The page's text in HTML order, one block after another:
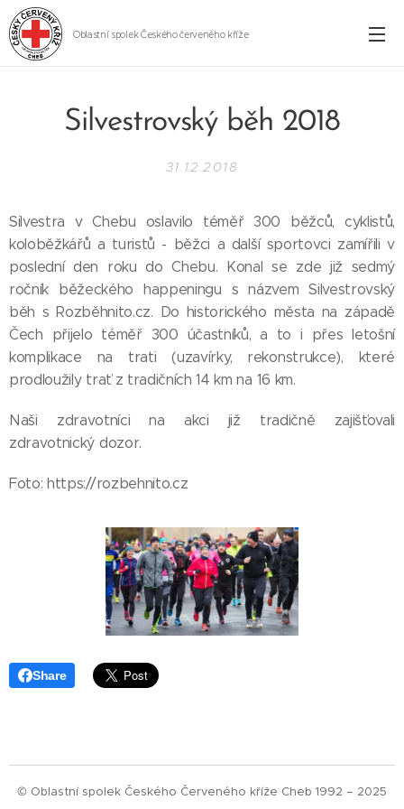
Oblastní spolek Českého červeného kříže
Silvestrovský běh 2018
31.12.2018
Silvestra v Chebu oslavilo téměř 300 běžců, cyklistů,
koloběžkářů a turistů - běžci a další sportovci zamířili v
poslední den roku do Chebu. Konal se zde již sedmý
ročník běžeckého happeningu s názvem Silvestrovský
běh s Rozběhnito.cz. Do historického města na západě
Čech přijelo téměř 300 účastníků, a to i přes letošní
komplikace na trati (uzavírky, rekonstrukce), které
prodloužily trať z tradičních 14 km na 16 km.
Naši zdravotníci na akci již tradičně zajišťovali
zdravotnický dozor.
Foto: https://rozbehnito.cz
Share
© Oblastní spolek Českého Červeného kříže Cheb 1992 – 2025